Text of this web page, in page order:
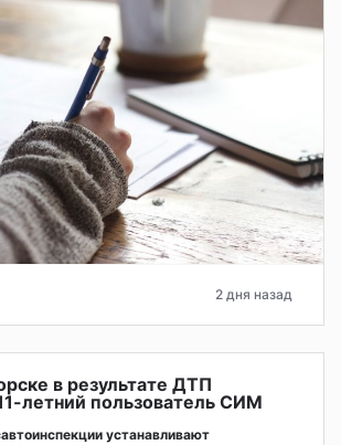
2 дня назад
в результате ДТП
летний пользователь СИМ
устанавливают